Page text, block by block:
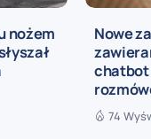
nożem
Nowe
chatbot
74